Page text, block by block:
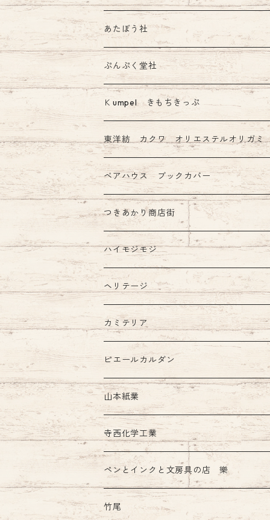
あたぼう社
飾り原稿用紙
その他 あたぼう社製品
ぷんぷく堂社
限定 mizutama+ぷんぷく堂コラボ商品
Ｋumpel きもちきっぷ
きもちふせん
東洋紡 カクワ オリエステルオリガミ
ベアハウス ブックカバー
つきあかり商店街
ハイモジモジ
ヘリテージ
カミテリア
ピエールカルダン
インク
ガラスペン
山本紙業
寺西化学工業
ペンとインクと文房具の店 樂
竹尾